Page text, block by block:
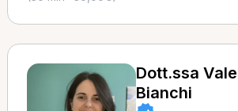
Dott.ssa
Bianchi